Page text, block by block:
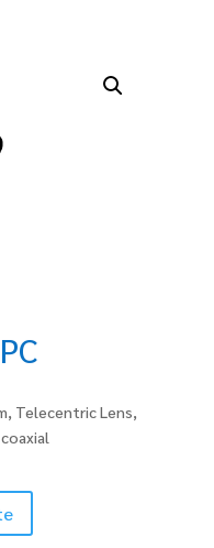
Telecentric Lens,